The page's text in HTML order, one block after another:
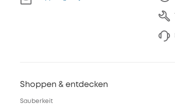
Shoppen & entdecken
Sauberkeit